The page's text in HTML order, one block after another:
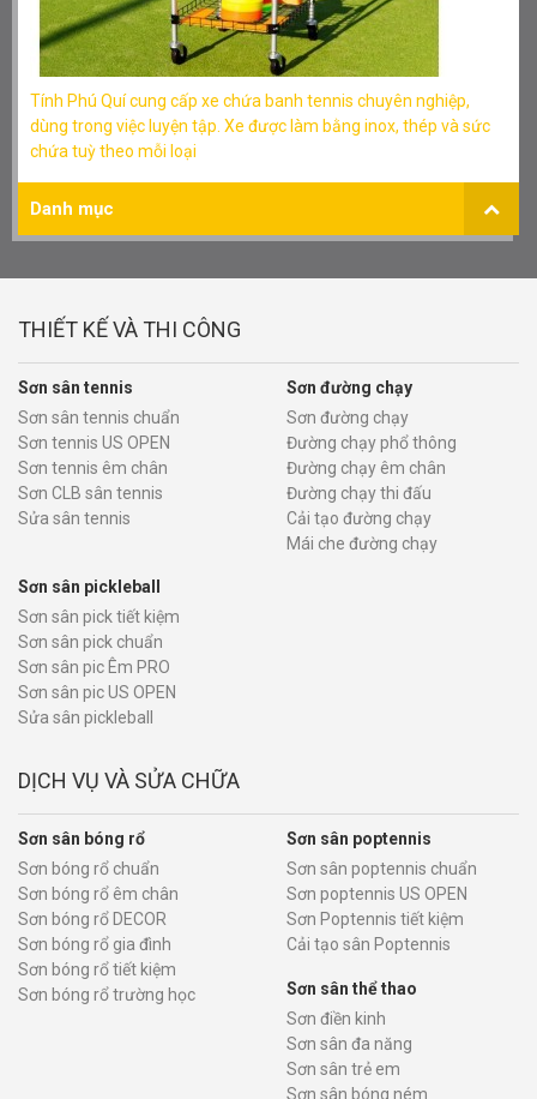
Tính Phú Quí cung cấp xe chứa banh tennis chuyên nghiệp,
dùng trong việc luyện tập. Xe được làm bằng inox, thép và sức
chứa tuỳ theo mỗi loại
Danh mục
THIẾT KẾ VÀ THI CÔNG
Sơn sân tennis
Sơn sân tennis chuẩn
Sơn tennis US OPEN
Sơn tennis êm chân
Sơn CLB sân tennis
Sửa sân tennis
Sơn đường chạy
Sơn đường chạy
Đường chạy phổ thông
Đường chạy êm chân
Đường chạy thi đấu
Cải tạo đường chạy
Mái che đường chạy
Sơn sân pickleball
Sơn sân pick tiết kiệm
Sơn sân pick chuẩn
Sơn sân pic Êm PRO
Sơn sân pic US OPEN
Sửa sân pickleball
DỊCH VỤ VÀ SỬA CHỮA
Sơn sân bóng rổ
Sơn bóng rổ chuẩn
Sơn bóng rổ êm chân
Sơn bóng rổ DECOR
Sơn bóng rổ gia đình
Sơn bóng rổ tiết kiệm
Sơn bóng rổ trường học
Sơn sân poptennis
Sơn sân poptennis chuẩn
Sơn poptennis US OPEN
Sơn Poptennis tiết kiệm
Cải tạo sân Poptennis
Sơn sân thể thao
Sơn điền kinh
Sơn sân đa năng
Sơn sân trẻ em
Sơn sân bóng ném